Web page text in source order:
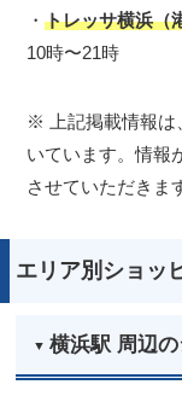
・トレッサ横浜（
10時〜21時
※ 上記掲載情報は
いています。情報
させていただきま
エリア別ショッ
横浜駅 周辺